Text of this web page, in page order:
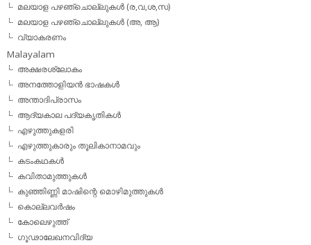
മലയാള പഴഞ്ചൊല്ലുകള്‍ (ര,വ,ശ,സ)
മലയാള പഴഞ്ചൊല്ലുകൾ (അ, ആ)
വ്യാകരണം
Malayalam
അക്ഷരശ്ലോകം
അനത്തോളിയന്‍ ഭാഷകള്‍
അന്താദിപ്രാസം
ആദ്യകാല പദ്യകൃതികള്‍
എഴുത്തുകളരി
എഴുത്തുകാരും തൂലികാനാമവും
കടംകഥകള്‍
കവിതാമുത്തുകള്‍
കുഞ്ഞിണ്ണി മാഷിന്റെ മൊഴിമുത്തുകള്‍
കൊല്ലവര്‍ഷം
കോലെഴുത്ത്
ഗൂഢാലേഖനവിദ്യ